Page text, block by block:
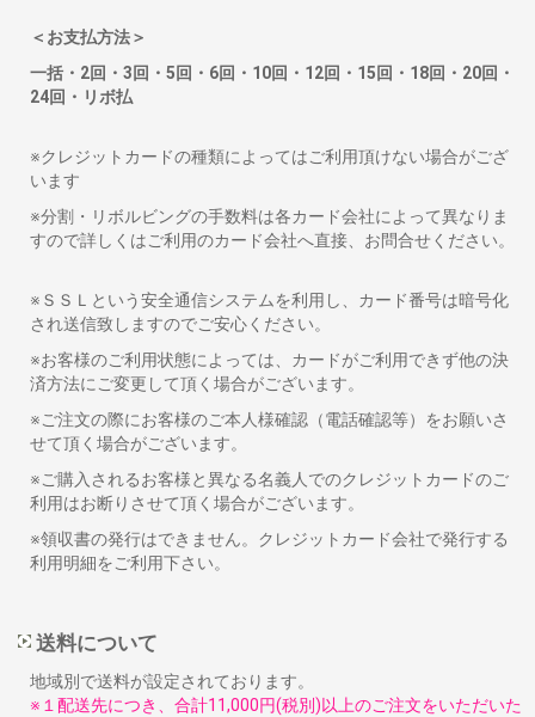
＜お支払方法＞
一括・2回・3回・5回・6回・10回・12回・15回・18回・20回・
24回・リボ払
※クレジットカードの種類によってはご利用頂けない場合がござ
います
※分割・リボルビングの手数料は各カード会社によって異なりま
すので詳しくはご利用のカード会社へ直接、お問合せください。
※ＳＳＬという安全通信システムを利用し、カード番号は暗号化
され送信致しますのでご安心ください。
※お客様のご利用状態によっては、カードがご利用できず他の決
済方法にご変更して頂く場合がございます。
※ご注文の際にお客様のご本人様確認（電話確認等）をお願いさ
せて頂く場合がございます。
※ご購入されるお客様と異なる名義人でのクレジットカードのご
利用はお断りさせて頂く場合がございます。
※領収書の発行はできません。クレジットカード会社で発行する
利用明細をご利用下さい。
送料について
地域別で送料が設定されております。
※１配送先につき、合計11,000円(税別)以上のご注文をいただいた